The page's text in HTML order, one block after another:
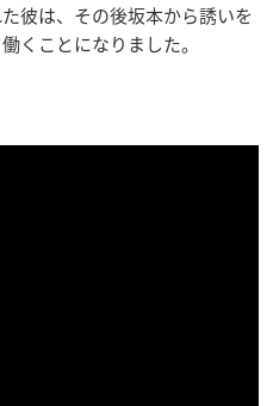
彼は、その後坂本から誘いを
くことになりました。